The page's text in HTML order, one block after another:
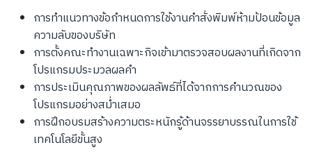
การทำแนวทางข้อกำหนดการใช้งานคำสั่งพิมพ์ห้ามป้อนข้อมูล
ความลับของบริษัท
การตั้งคณะทำงานเฉพาะกิจเข้ามาตรวจสอบผลงานที่เกิดจาก
โปรแกรมประมวลผลคำ
การประเมินคุณภาพของผลลัพธ์ที่ได้จากการคำนวณของ
โปรแกรมอย่างสม่ำเสมอ
การฝึกอบรมสร้างความตระหนักรู้ด้านจรรยาบรรณในการใช้
เทคโนโลยีขั้นสูง